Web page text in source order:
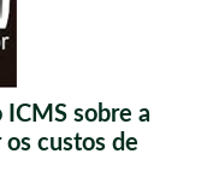
sobre a
custos de